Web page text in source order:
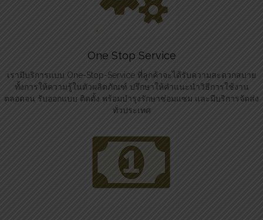
One Stop Service
เรามีบริการแบบ One-Stop-Service ที่ลูกค้าจะได้รับความสะดวกสบาย
ทั้งการให้ความรู้ในตัวผลิตภัณฑ์ ปรึกษาให้คำแนะนำวิธีการใช้งาน
ตลอดจน รับออกแบบ ติดตั้ง พร้อมบำรุงรักษาซ่อมแซม และมีบริการจัดส่ง
ทั่วประเทศ